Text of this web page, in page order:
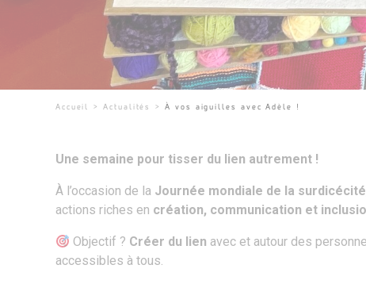
Accueil >Actualités >À vos aiguilles avec Adèle !
Une semaine pour tisser du lien autrement !
À l’occasion de la Journée mondiale de la surdicécité
actions riches en création, communication et
Objectif ? Créer du lien avec et autour des
accessibles à tous.